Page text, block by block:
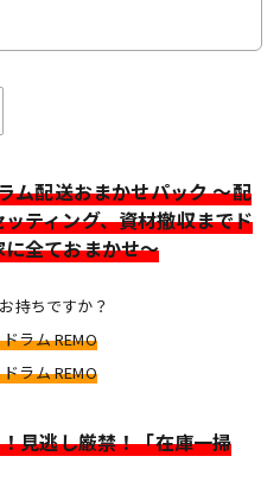
ム配送おまかせパック ～配
ティング、資材撤収までド
全ておまかせ～
持ちですか？
ラム REMO
ラム REMO
見逃し厳禁！「在庫一掃